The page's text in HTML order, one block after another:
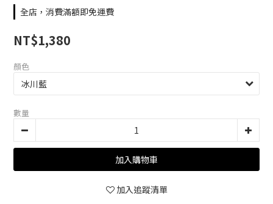
全店，消費滿額即免運費
NT$1,380
顏色
數量
加入購物車
加入追蹤清單